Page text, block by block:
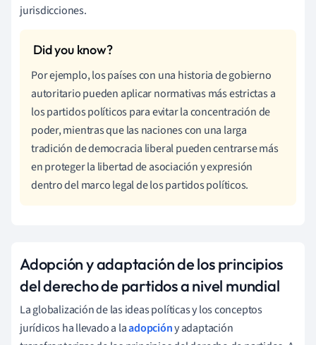
jurisdicciones.
Por ejemplo, los países con una historia de gobierno
autoritario pueden aplicar normativas más estrictas a
los partidos políticos para evitar la concentración de
poder, mientras que las naciones con una larga
tradición de democracia liberal pueden centrarse más
en proteger la libertad de asociación y expresión
dentro del marco legal de los partidos políticos.
Adopción y adaptación de los principios
del derecho de partidos a nivel mundial
La globalización de las ideas políticas y los conceptos
jurídicos ha llevado a laadopcióny adaptación